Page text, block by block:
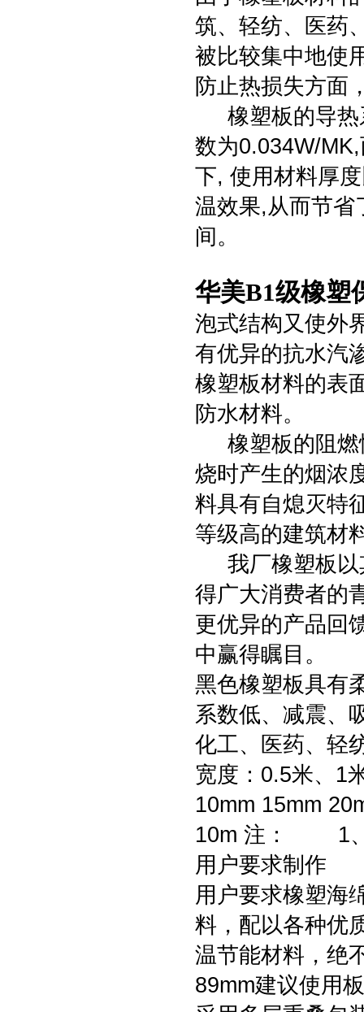
筑、轻纺、医药
被比较集中地使
防止热损失方面
橡塑板的导热
数为0.034W/
下, 使用材料厚
温效果,从而节省
间。
华美B1级橡塑
泡式结构又使外
有优异的抗水汽
橡塑板材料的表
防水材料。
橡塑板的阻燃
烧时产生的烟浓
料具有自熄灭特
等级高的建筑材
我厂橡塑板以
得广大消费者的
更优异的产品回
中赢得瞩目。
黑色橡塑板具有
系数低、减震、
化工、医药、
宽度：0.5米、
10mm 15mm
10m 注： 1、
用户要求制作
用户要求橡塑海
料，配以各种优
温节能材料，
89mm建议使用